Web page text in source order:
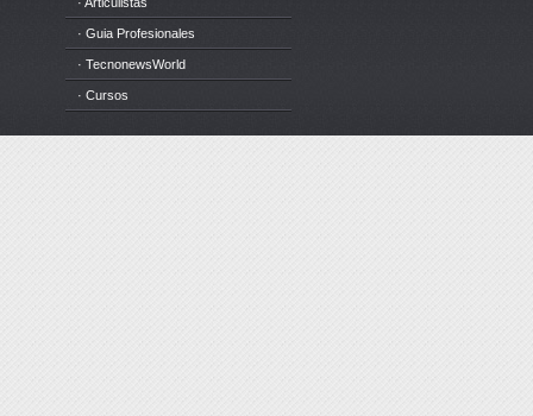
· Guia Profesionales
· TecnonewsWorld
· Cursos